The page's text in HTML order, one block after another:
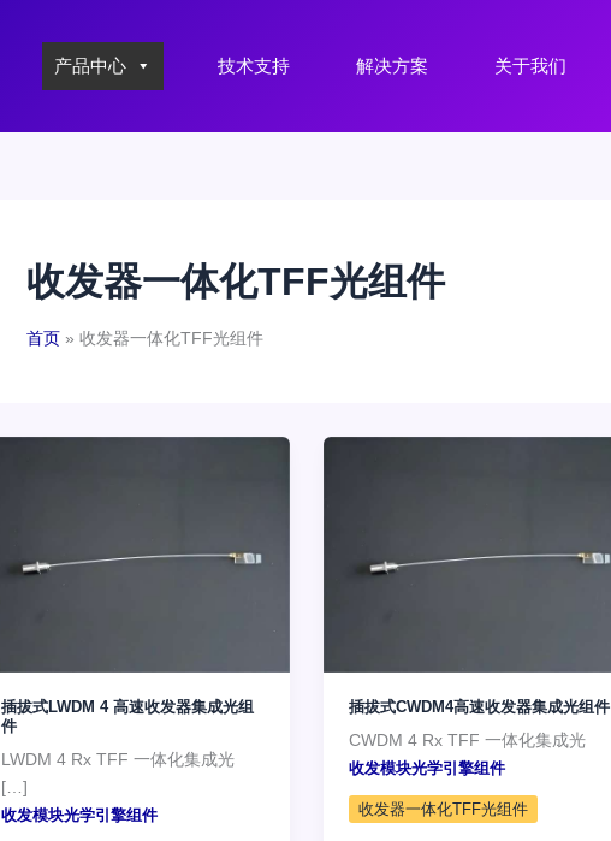
产品中心 技术支持 解决方案 关于我们
收发器一体化TFF光组件
首页 收发器一体化TFF光组件
插拔式LWDM 4 高速收发器集成光组
件
LWDM 4 Rx TFF 一体化集成光
[…]
收发模块光学引擎组件
插拔式CWDM4高速收发器集成光组件
CWDM 4 Rx TFF 一体化集成光
收发模块光学引擎组件
收发器一体化TFF光组件